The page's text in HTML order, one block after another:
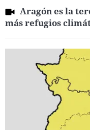
Aragón es la
más refugios